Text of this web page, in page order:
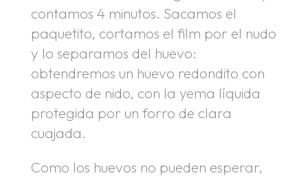
contamos 4 minutos. Sacamos el
paquetito, cortamos el film por el nudo
y lo separamos del huevo:
obtendremos un huevo redondito con
aspecto de nido, con la yema líquida
protegida por un forro de clara
cuajada.
Como los huevos no pueden esperar,